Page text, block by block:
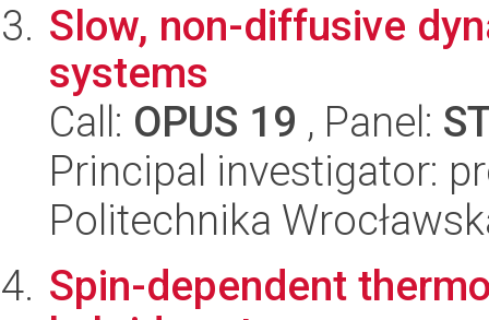
Slow, non-diffusive
systems
Call: OPUS 19 , Panel:
Principal investigator:
Politechnika
Spin-dependent